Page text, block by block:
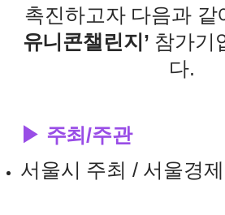
촉진하고자 다음과 같
유니콘챌린지 ’ 참가기
다.
▶ 주최/주관
서울시 주최 / 서울경